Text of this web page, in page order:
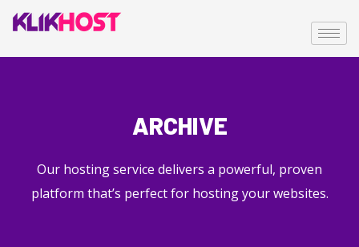
ARCHIVE
Our hosting service delivers a powerful, proven
platform that’s perfect for hosting your websites.